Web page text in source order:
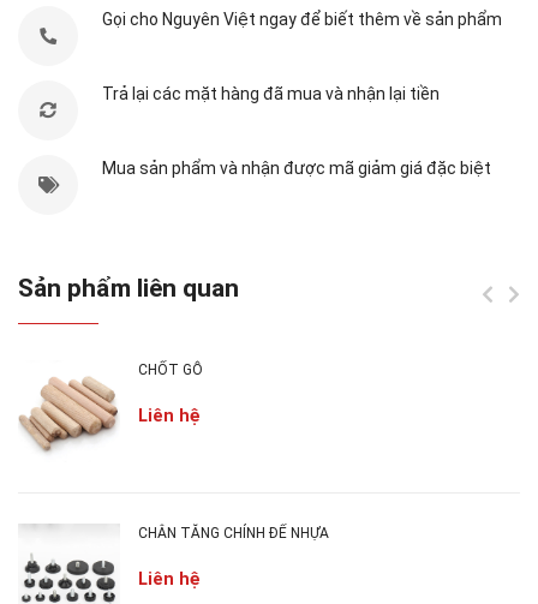
Inox đặc kẹp chặt kính giữ cố định hạn chế rung
nhiều.
đến 1000mm.
lề hơi giá cực tốt
THÔNG TIN NGUYÊN VIỆT:
Công Ty TNHH Sản Xuất Thương Mại Nguyên
Ngành Nghề:Phụ Kiện Nội Thất
Gọi cho Nguyên Việt ngay để biết thêm về sản phẩm
Trả lại các mặt hàng đã mua và nhận lại tiền
Mua sản phẩm và nhận được mã giảm giá đặc biệt
Sản phẩm liên quan
CHỐT GỖ
Liên hệ
CHÂN TĂNG CHỈNH ĐẾ NHỰA
Liên hệ